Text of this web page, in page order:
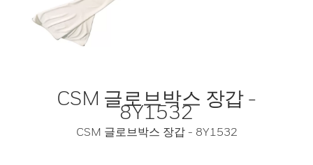
CSM 글로브박스 장갑 -
8Y1532
CSM 글로브박스 장갑 - 8Y1532